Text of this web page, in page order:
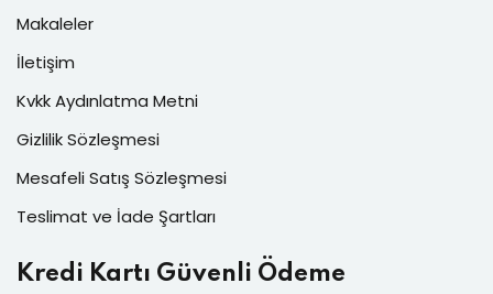
Makaleler
İletişim
Kvkk Aydınlatma Metni
Gizlilik Sözleşmesi
Mesafeli Satış Sözleşmesi
Teslimat ve İade Şartları
Kredi Kartı Güvenli Ödeme